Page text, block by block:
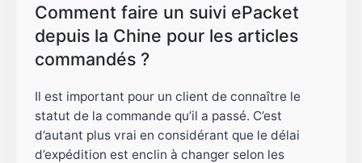
Comment faire un suivi ePacket
depuis la Chine pour les articles
commandés ?
Il est important pour un client de connaître le
statut de la commande qu’il a passé. C’est
d’autant plus vrai en considérant que le délai
d’expédition est enclin à changer selon les